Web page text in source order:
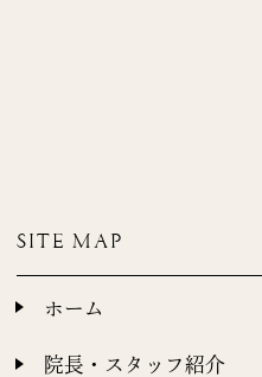
SITE MAP
ホーム
院長・スタッフ紹介